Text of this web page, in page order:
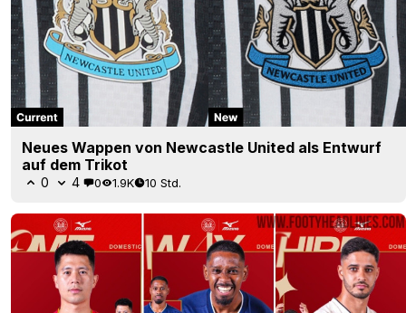
Neues Wappen von Newcastle United als Entwurf
auf dem Trikot
0 4 0 1.9K 10 Std.